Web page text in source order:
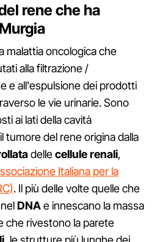
rene che ha
malattia oncologica che
alla filtrazione /
e all'espulsione dei prodotti
le vie urinarie. Sono
ai lati della cavità
tumore del rene origina dalla
dellecellule renali,
Italiana per la
. Il più delle volte quelle che
DNAe innescano la massa
che rivestono la parete